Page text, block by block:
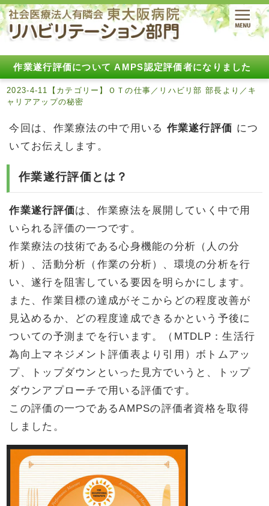
作業遂行評価について AMPS認定評価者になりました
2023-4-11【カテゴリー】ＯＴの仕事／リハビリ部 部長より／キ
ャリアアップの秘密
今回は、作業療法の中で用いる 作業遂行評価 につ
いてお伝えします。
作業遂行評価とは？
作業遂行評価は、作業療法を展開していく中で用
いられる評価の一つです。
作業療法の技術である心身機能の分析（人の分
析）、活動分析（作業の分析）、環境の分析を行
い、遂行を阻害している要因を明らかにします。
また、作業目標の達成がそこからどの程度改善が
見込めるか、どの程度達成できるかという予後に
ついての予測までを行います。（MTDLP：生活行
為向上マネジメント評価表より引用）ボトムアッ
プ、トップダウンといった見方でいうと、トップ
ダウンアプローチで用いる評価です。
この評価の一つであるAMPSの評価者資格を取得
しました。